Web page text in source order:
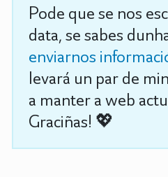
Pode que se nos
data, se sabes
enviarnos
levará un par de
a manter a web
Graciñas! 💖